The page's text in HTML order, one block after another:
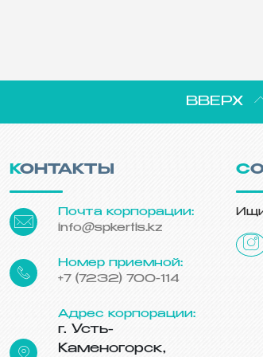
БИОГРАФИЯ
ВВЕРХ
КОНТАКТЫ
Почта корпорации:
info@spkertis.kz
Номер приемной:
+7 (7232) 700-114
Адрес корпорации:
г. Усть-
Каменогорск,